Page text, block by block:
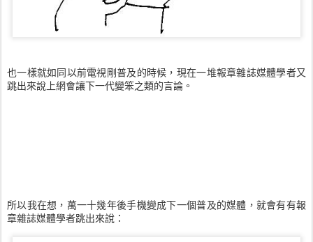
也一樣就如同以前電視剛普及的時候，現在一堆報章雜誌媒體學者又
跳出來說上網會讓下一代變笨之類的言論。
所以我在想，萬一十幾年後手機變成下一個普及的媒體，就會有有報
章雜誌媒體學者跳出來說：